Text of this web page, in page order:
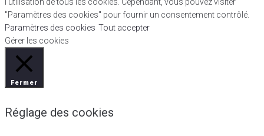
"Paramètres des cookies" pour fournir un consentement contrôlé.
Paramètres des cookies Tout accepter
Gérer les cookies
Fermer
Réglage des cookies